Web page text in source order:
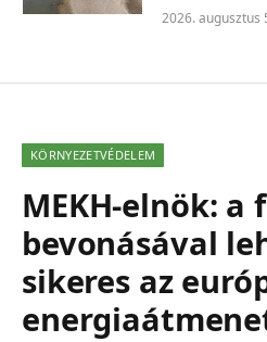
2026. augusztus
KÖRNYEZETVÉDELEM
MEKH-elnök: a
bevonásával
sikeres az